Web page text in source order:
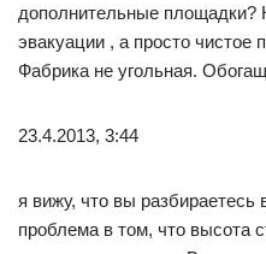
дополнительные площадки?
эвакуации , а просто чистое
Фабрика не угольная.
23.4.2013, 3:44
я вижу, что вы разбираетесь
проблема в том, что высота